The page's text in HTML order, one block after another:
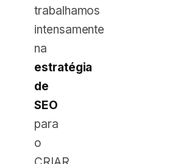
trabalhamos
intensamente
na
estratégia
de
SEO
para
o